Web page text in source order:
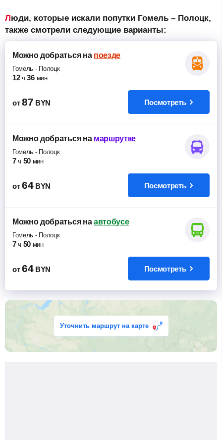
Люди, которые искали попутки Гомель – Полоцк,
также смотрели следующие варианты:
Можно добратьсяна поезде
Гомель - Полоцк
12 ч 36 мин
от 87 BYN Посмотреть
Можно добратьсяна маршрутке
Гомель - Полоцк
7 ч 50 мин
от 64 BYN Посмотреть
Можно добратьсяна автобусе
Гомель - Полоцк
7 ч 50 мин
от 64 BYN Посмотреть
Уточнить маршрут на карте